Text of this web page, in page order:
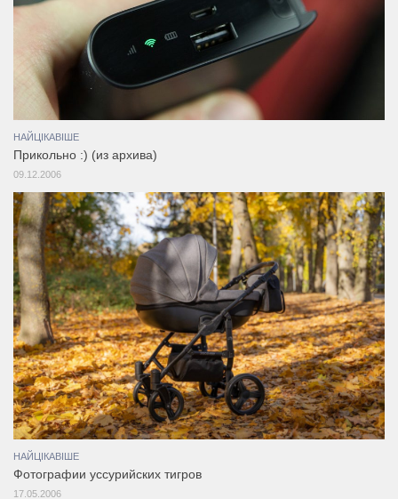
НАЙЦІКАВІШЕ
Прикольно :) (из архива)
09.12.2006
НАЙЦІКАВІШЕ
Фотографии уссурийских тигров
17.05.2006